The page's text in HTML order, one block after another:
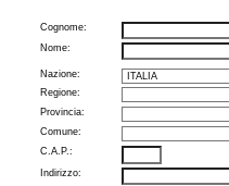
Cognome:
Nome:
Nazione:
Regione:
Provincia:
Comune:
C.A.P.:
Indirizzo: